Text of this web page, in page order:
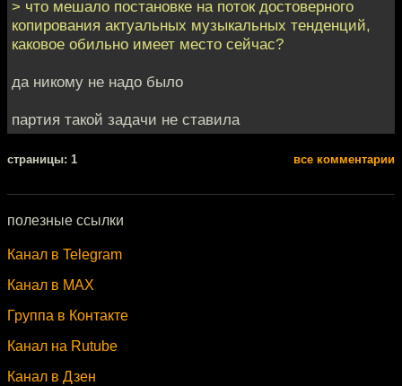
> что мешало постановке на поток достоверного
копирования актуальных музыкальных тенденций,
каковое обильно имеет место сейчас?
да никому не надо было
партия такой задачи не ставила
cтраницы: 1 все комментарии
полезные ссылки
Канал в Telegram
Канал в MAX
Группа в Контакте
Канал на Rutube
Канал в Дзен